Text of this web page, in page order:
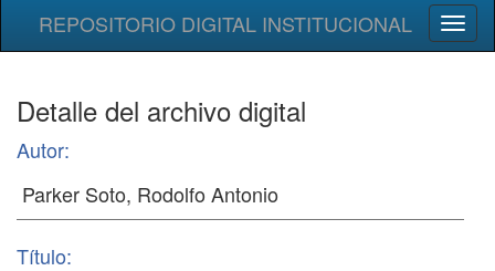
REPOSITORIO DIGITAL INSTITUCIONAL
Detalle del archivo digital
Autor:
Título: